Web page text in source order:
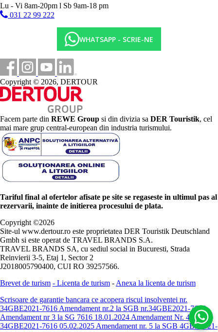
Lu - Vi 8am-20pm l Sb 9am-18 pm
031 22 99 222
WHATSAPP - SCRIE-NE
Copyright © 2026, DERTOUR
Facem parte din REWE Group si din divizia sa DER Touristik, cel
mai mare grup central-european din industria turismului.
Tariful final al ofertelor afisate pe site se regaseste in ultimul pas al
rezervarii, inainte de initierea procesului de plata.
Copyright ©2026
Site-ul www.dertour.ro este proprietatea DER Touristik Deutschland
Gmbh si este operat de TRAVEL BRANDS S.A.
TRAVEL BRANDS SA, cu sediul social in Bucuresti, Strada
Reinvierii 3-5, Etaj 1, Sector 2
J2018005790400, CUI RO 39257566.
Brevet de turism - Licenta de turism - Anexa la licenta de turism
Scrisoare de garantie bancara ce acopera riscul insolventei nr.
34GBE2021-7616 Amendament nr.2 la SGB nr.34GBE2021-7616
Amendament nr 3 la SG 7616 18.01.2024 Amendament Nr. 4 -
34GBE2021-7616 05.02.2025 Amendament nr. 5 la SGB 4GBE2021-